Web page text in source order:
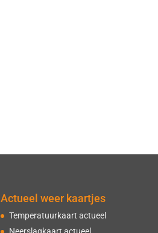
Actueel weer kaartjes
Temperatuurkaart actueel